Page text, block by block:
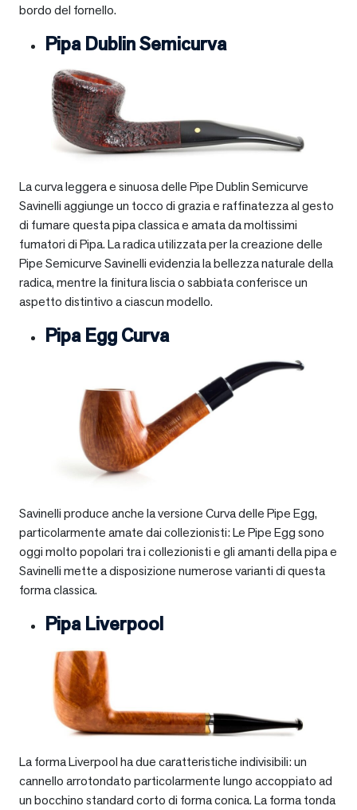
bordo del fornello.
Pipa Dublin Semicurva
La curva leggera e sinuosa delle Pipe Dublin Semicurve
Savinelli aggiunge un tocco di grazia e raffinatezza al gesto
di fumare questa pipa classica e amata da moltissimi
fumatori di Pipa. La radica utilizzata per la creazione delle
Pipe Semicurve Savinelli evidenzia la bellezza naturale della
radica, mentre la finitura liscia o sabbiata conferisce un
aspetto distintivo a ciascun modello.
Pipa Egg Curva
Savinelli produce anche la versione Curva delle Pipe Egg,
particolarmente amate dai collezionisti: Le Pipe Egg sono
oggi molto popolari tra i collezionisti e gli amanti della pipa e
Savinelli mette a disposizione numerose varianti di questa
forma classica.
Pipa Liverpool
La forma Liverpool ha due caratteristiche indivisibili: un
cannello arrotondato particolarmente lungo accoppiato ad
un bocchino standard corto di forma conica. La forma tonda